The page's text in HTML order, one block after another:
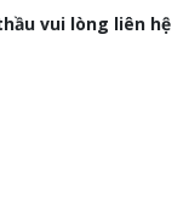
vui lòng liên hệ